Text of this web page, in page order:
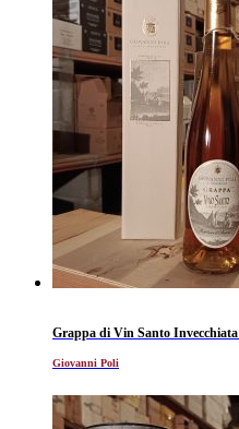
Grappa di Vin Santo
Giovanni Poli